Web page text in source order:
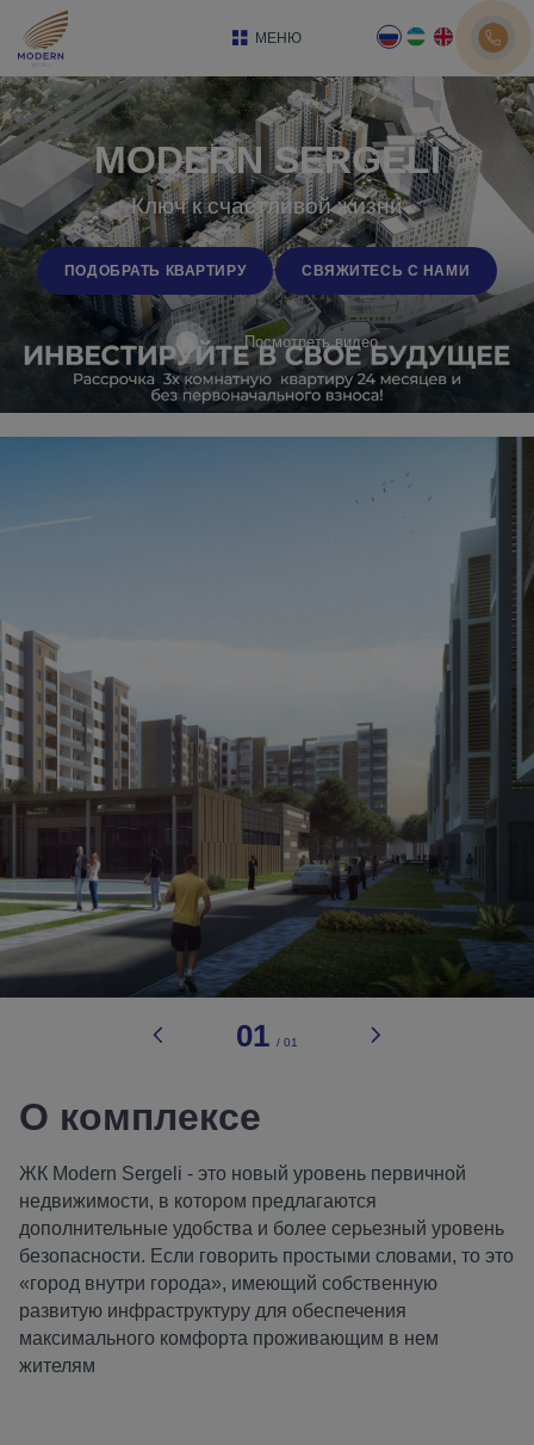
МЕНЮ
MODERN SERGELI
Ключ к счастливой жизни
ПОДОБРАТЬ КВАРТИРУ СВЯЖИТЕСЬ С НАМИ
Посмотреть видео
01 / 01
О комплексе
ЖК Modern Sergeli - это новый уровень первичной
недвижимости, в котором предлагаются
дополнительные удобства и более серьезный уровень
безопасности. Если говорить простыми словами, то это
«город внутри города», имеющий собственную
развитую инфраструктуру для обеспечения
максимального комфорта проживающим в нем
жителям